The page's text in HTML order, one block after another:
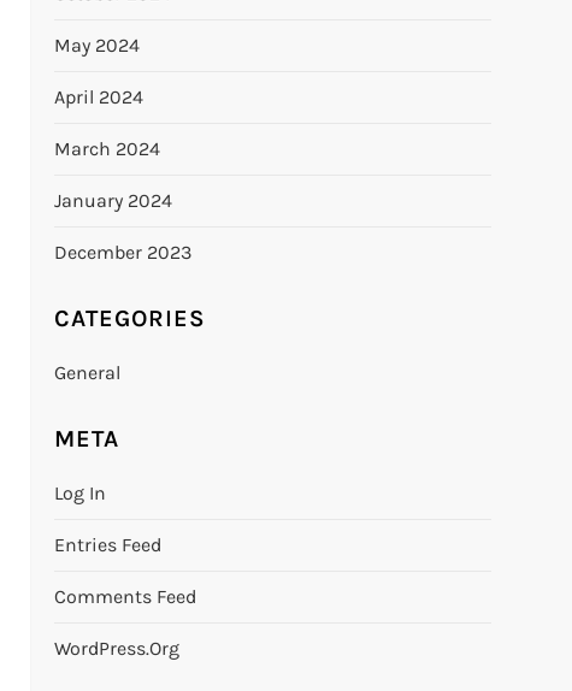
May 2024
April 2024
March 2024
January 2024
December 2023
CATEGORIES
General
META
Log In
Entries Feed
Comments Feed
WordPress.org